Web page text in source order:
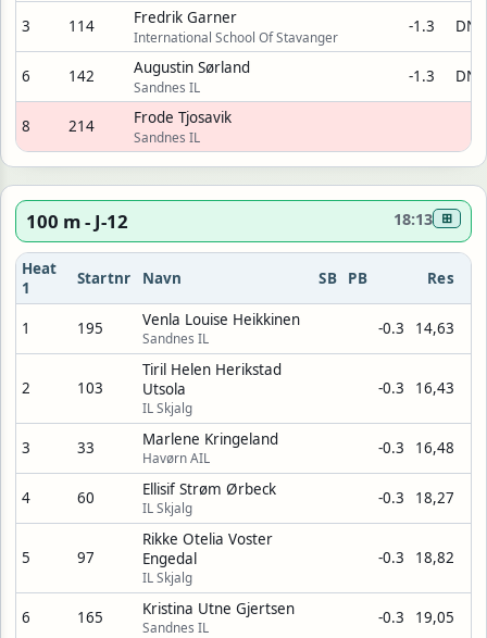
3 114 Fredrik Garner
International School Of Stavanger
-1.3 DNS
6 142 Augustin Sørland
Sandnes IL
-1.3 DNS
8 214 Frode Tjosavik
Sandnes IL
100 m - J-12 18:13 ⊞
Heat
1
Startnr Navn SB PB Res
1 195 Venla Louise Heikkinen
Sandnes IL
-0.3 14,63
2 103
Tiril Helen Herikstad
Utsola
IL Skjalg
-0.3 16,43
3 33 Marlene Kringeland
Havørn AIL
-0.3 16,48
4 60 Ellisif Strøm Ørbeck
IL Skjalg
-0.3 18,27
5 97
Rikke Otelia Voster
Engedal
IL Skjalg
-0.3 18,82
6 165 Kristina Utne Gjertsen
Sandnes IL
-0.3 19,05